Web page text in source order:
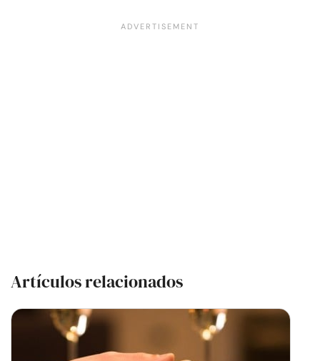
Artículos relacionados